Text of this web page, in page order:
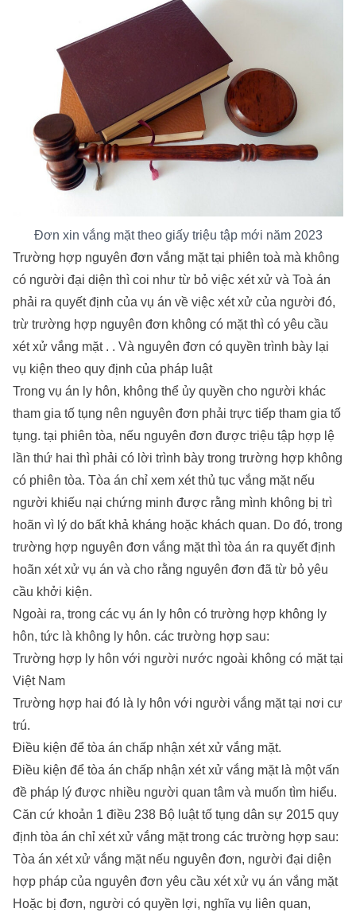
Đơn xin vắng mặt theo giấy triệu tập mới năm 2023
Trường hợp nguyên đơn vắng mặt tại phiên toà mà không
có người đại diện thì coi như từ bỏ việc xét xử và Toà án
phải ra quyết định của vụ án về việc xét xử của người đó,
trừ trường hợp nguyên đơn không có mặt thì có yêu cầu
xét xử vắng mặt . . Và nguyên đơn có quyền trình bày lại
vụ kiện theo quy định của pháp luật
Trong vụ án ly hôn, không thể ủy quyền cho người khác
tham gia tố tụng nên nguyên đơn phải trực tiếp tham gia tố
tụng. tại phiên tòa, nếu nguyên đơn được triệu tập hợp lệ
lần thứ hai thì phải có lời trình bày trong trường hợp không
có phiên tòa. Tòa án chỉ xem xét thủ tục vắng mặt nếu
người khiếu nại chứng minh được rằng mình không bị trì
hoãn vì lý do bất khả kháng hoặc khách quan. Do đó, trong
trường hợp nguyên đơn vắng mặt thì tòa án ra quyết định
hoãn xét xử vụ án và cho rằng nguyên đơn đã từ bỏ yêu
cầu khởi kiện.
Ngoài ra, trong các vụ án ly hôn có trường hợp không ly
hôn, tức là không ly hôn. các trường hợp sau:
Trường hợp ly hôn với người nước ngoài không có mặt tại
Việt Nam
Trường hợp hai đó là ly hôn với người vắng mặt tại nơi cư
trú.
Điều kiện để tòa án chấp nhận xét xử vắng mặt.
Điều kiện để tòa án chấp nhận xét xử vắng mặt là một vấn
đề pháp lý được nhiều người quan tâm và muốn tìm hiểu.
Căn cứ khoản 1 điều 238 Bộ luật tố tụng dân sự 2015 quy
định tòa án chỉ xét xử vắng mặt trong các trường hợp sau:
Tòa án xét xử vắng mặt nếu nguyên đơn, người đại diện
hợp pháp của nguyên đơn yêu cầu xét xử vụ án vắng mặt
Hoặc bị đơn, người có quyền lợi, nghĩa vụ liên quan,